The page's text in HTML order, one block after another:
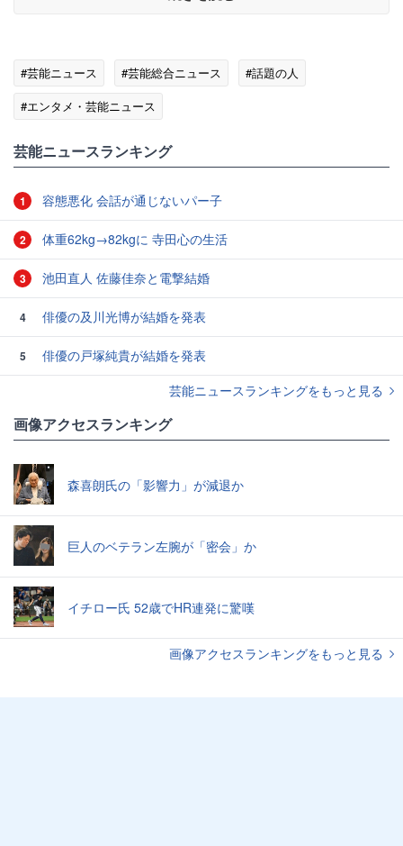
#芸能ニュース #芸能総合ニュース
#話題の人
#エンタメ・芸能ニュース
芸能ニュースランキング
1 容態悪化 会話が通じないパー子
2 体重62kg→82kgに 寺田心の生活
3 池田直人 佐藤佳奈と電撃結婚
4 俳優の及川光博が結婚を発表
5
俳優の戸塚純貴が結婚を発表
芸能ニュースランキングをもっと見る
画像アクセスランキング
森喜朗氏の「影響力」が減退か
巨人のベテラン左腕が「密会」か
イチロー氏 52歳でHR連発に驚嘆
画像アクセスランキングをもっと見る